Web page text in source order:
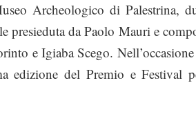
Archeologico di Palestrina,
da Paolo Mauri e
e Igiaba Scego. Nell’occasione
edizione del Premio e Festival